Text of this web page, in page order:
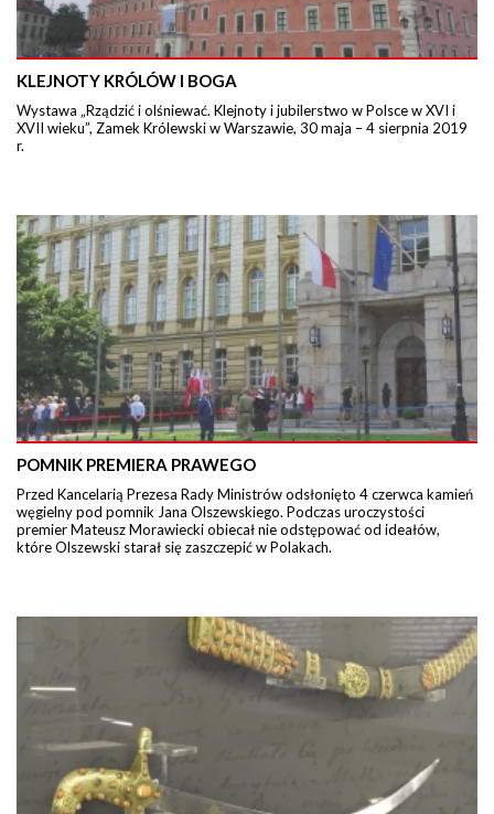
KLEJNOTY KRÓLÓW I BOGA
Wystawa „Rządzić i olśniewać. Klejnoty i jubilerstwo w Polsce w XVI i
XVII wieku”, Zamek Królewski w Warszawie, 30 maja – 4 sierpnia 2019
r.
POMNIK PREMIERA PRAWEGO
Przed Kancelarią Prezesa Rady Ministrów odsłonięto 4 czerwca kamień
węgielny pod pomnik Jana Olszewskiego. Podczas uroczystości
premier Mateusz Morawiecki obiecał nie odstępować od ideałów,
które Olszewski starał się zaszczepić w Polakach.